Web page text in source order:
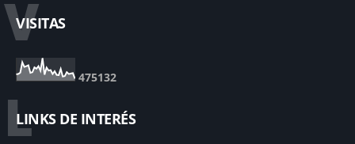
V
VISITAS
475132
L
LINKS DE INTERÉS